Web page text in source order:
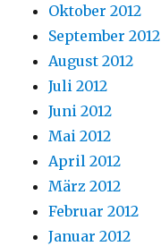
Oktober 2012
September 2012
August 2012
Juli 2012
Juni 2012
Mai 2012
April 2012
März 2012
Februar 2012
Januar 2012